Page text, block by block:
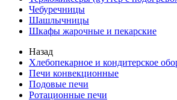
Чебуречницы
Шашлычницы
Шкафы жарочные и пекарские
Назад
Хлебопекарное и кондитерское
Печи конвекционные
Подовые печи
Ротационные печи